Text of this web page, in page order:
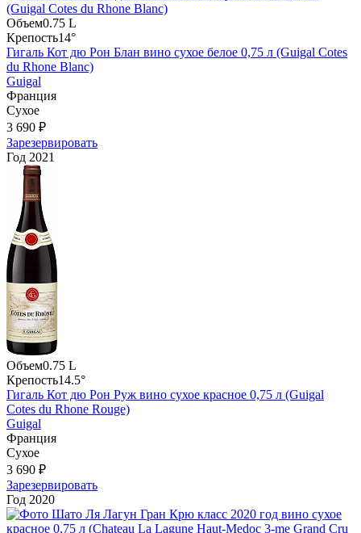
Объем0.75 L
Крепость14°
Гигаль Кот дю Рон Блан вино сухое белое 0,75 л (Guigal Cotes
du Rhone Blanc)
Guigal
Франция
Сухое
3 690 ₽
Зарезервировать
Год 2021
Объем0.75 L
Крепость14.5°
Гигаль Кот дю Рон Руж вино сухое красное 0,75 л (Guigal
Cotes du Rhone Rouge)
Guigal
Франция
Сухое
3 690 ₽
Зарезервировать
Год 2020